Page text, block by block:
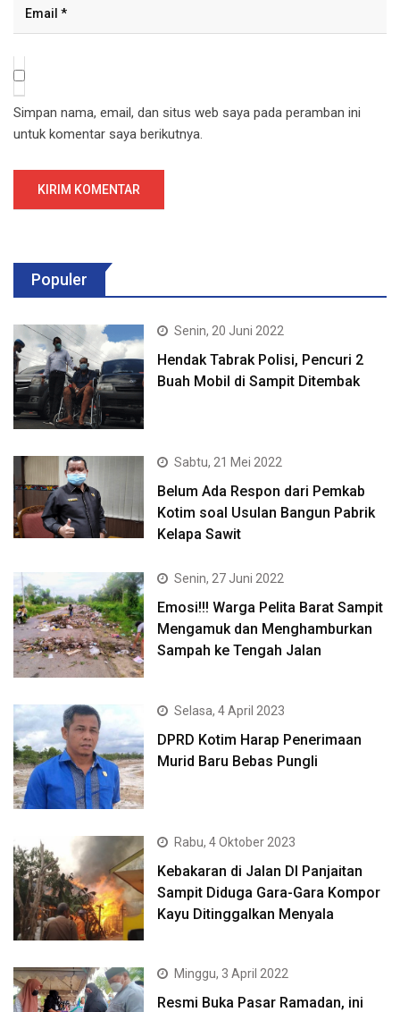
Simpan nama, email, dan situs web saya pada peramban ini
untuk komentar saya berikutnya.
Populer
Senin, 20 Juni 2022
Hendak Tabrak Polisi, Pencuri 2
Buah Mobil di Sampit Ditembak
Sabtu, 21 Mei 2022
Belum Ada Respon dari Pemkab
Kotim soal Usulan Bangun Pabrik
Kelapa Sawit
Senin, 27 Juni 2022
Emosi!!! Warga Pelita Barat Sampit
Mengamuk dan Menghamburkan
Sampah ke Tengah Jalan
Selasa, 4 April 2023
DPRD Kotim Harap Penerimaan
Murid Baru Bebas Pungli
Rabu, 4 Oktober 2023
Kebakaran di Jalan DI Panjaitan
Sampit Diduga Gara-Gara Kompor
Kayu Ditinggalkan Menyala
Minggu, 3 April 2022
Resmi Buka Pasar Ramadan, ini